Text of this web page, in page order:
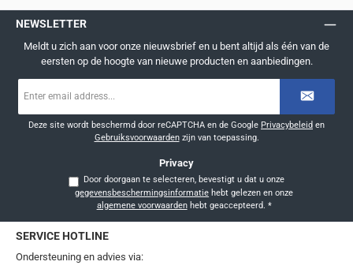
NEWSLETTER
Meldt u zich aan voor onze nieuwsbrief en u bent altijd als één van de
eersten op de hoogte van nieuwe producten en aanbiedingen.
mailadres
Deze site wordt beschermd door reCAPTCHA en de Google Privacybeleid en
Gebruiksvoorwaardenzijn van toepassing.
Privacy
Door doorgaan te selecteren, bevestigt u dat u onze
gegevensbeschermingsinformatie
algemene voorwaardenhebt geaccepteerd. *
SERVICE HOTLINE
Ondersteuning en advies via: